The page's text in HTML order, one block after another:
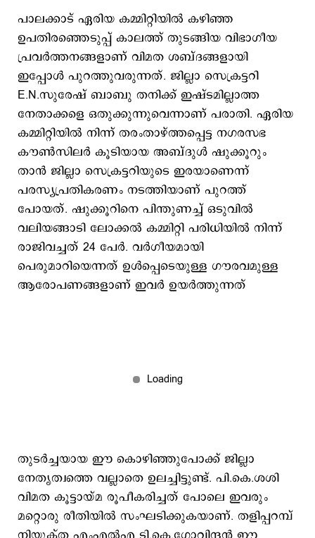
പാലക്കാട് ഏരിയ കമ്മിറ്റിയിൽ കഴിഞ്ഞ
ഉപതിരഞ്ഞെടുപ്പ് കാലത്ത് തുടങ്ങിയ വിഭാഗീയ
പ്രവർത്തനങ്ങളാണ് വിമത ശബ്ദങ്ങളായി
ഇപ്പോൾ പുറത്തുവരുന്നത്. ജില്ലാ സെക്രട്ടറി
E.N.സുരേഷ് ബാബു തനിക്ക് ഇഷ്ടമില്ലാത്ത
നേതാക്കളെ ഒതുക്കുന്നുവെന്നാണ് പരാതി. ഏരിയ
കമ്മിറ്റിയിൽ നിന്ന് തരംതാഴ്ത്തപ്പെട്ട നഗരസഭ
കൗൺസിലർ കൂടിയായ അബ്ദുൾ ഷുക്കൂറും
താൻ ജില്ലാ സെക്രട്ടറിയുടെ ഇരയാണെന്ന്
പരസ്യപ്രതികരണം നടത്തിയാണ് പുറത്ത്
പോയത്. ഷുക്കൂറിനെ പിന്തുണച്ച് ഒടുവിൽ
വലിയങ്ങാടി ലോക്കൽ കമ്മിറ്റി പരിധിയിൽ നിന്ന്
രാജിവച്ചത് 24 പേർ. വർഗീയമായി
പെരുമാറിയെന്നത് ഉൾപ്പെടെയുള്ള ഗൗരവമുള്ള
ആരോപണങ്ങളാണ് ഇവർ ഉയർത്തുന്നത്
തുടർച്ചയായ ഈ കൊഴിഞ്ഞുപോക്ക് ജില്ലാ
നേതൃത്വത്തെ വല്ലാതെ ഉലച്ചിട്ടുണ്ട്. പി.കെ.ശശി
വിമത കൂട്ടായ്മ രൂപീകരിച്ചത് പോലെ ഇവരും
മറ്റൊരു രീതിയിൽ സംഘടിക്കുകയാണ്. തളിപ്പറമ്പ്